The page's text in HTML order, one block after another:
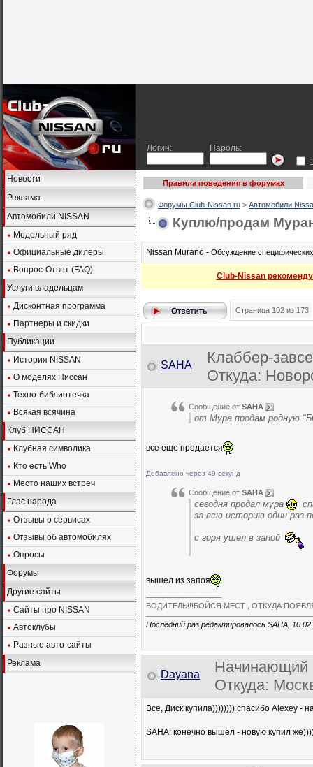
Логин: Пароль:
Новости
Реклама
Автомобили NISSAN
Модельный ряд
Официальные дилеры
Вопрос-Ответ (FAQ)
Услуги владельцам
Дисконтная программа
Партнеры и скидки
Публикации
История NISSAN
О моделях Ниссан
Техно-библиотечка
Всякая всячина
Клуб НИССАН
Клубная символика
Кто есть Who
Место наших встреч
Глас народа
Отзывы о сервисах
Отзывы об автомобилях
Опросы
Форумы
Другие сайты
Сайты про NISSAN
Автоклубы
Разные авто-сайты
Реклама
Правила поведения в форумах
Форумы Club-Nissan.ru > Автомобили
Куплю/продам
Nissan Murano - Обсуждение
Club-Nissan
Страница 102 из 173
SAHA
Клаббер-
Откуда:
Сообщение от SAHA
от Мура продам родную
все еще продается
Добавлено через 49 секунд
Сообщение от SAHA
сегодня продал мура
.
за всю историю один раз
с горя ушел в запой
вышел из запоя
ВОДИТЕЛЬ!!!БОЙСЯ МЕСТ , ОТКУДА
Последний раз редактировалось SAHA,
Dayana
Начинающий
Откуда:
Все, Диск купила)))))))) спасибо Alexey -
SAHA: конечно вышел - новую купил